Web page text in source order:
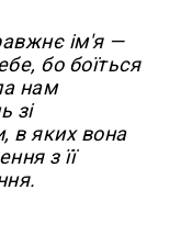
ім'я —
бо боїться
нам
зі
в яких вона
з її